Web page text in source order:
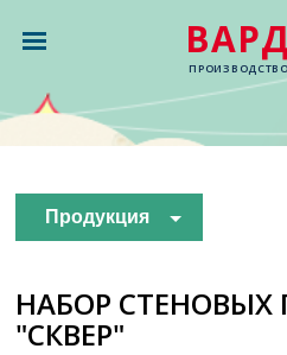
Продукция
НАБОР СТЕНОВЫХ
"СКВЕР"